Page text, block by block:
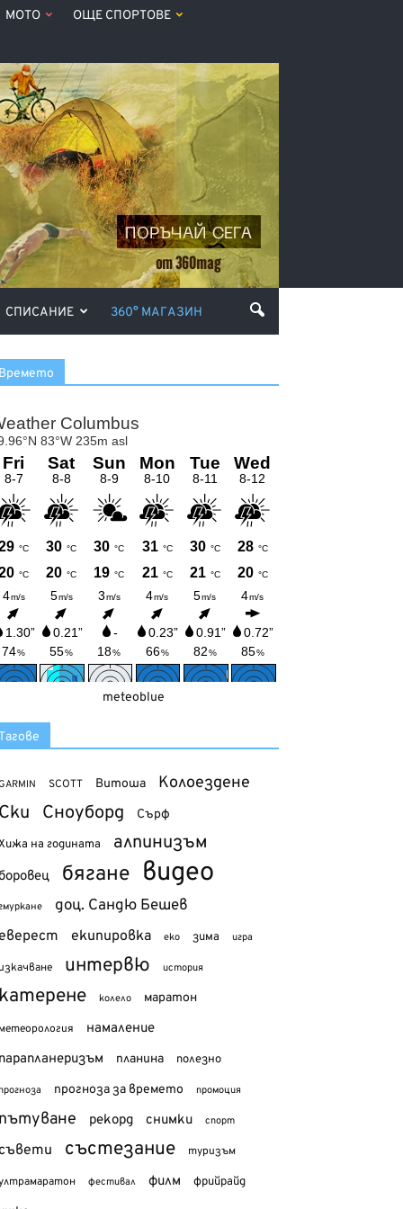
МОТО ОЩЕ СПОРТОВЕ
СПИСАНИЕ 360° МАГАЗИН
meteoblue
SCOTT Витоша Колоездене
Сноуборд Сърф
на годината алпинизъм
бягане видео
доц. Сандю Бешев
екипировка еко зима игра
интервю история
колело маратон
намаление
планина полезно
прогноза за времето промоция
рекорд снимки спорт
състезание туризъм
фестивал филм фрийрайд